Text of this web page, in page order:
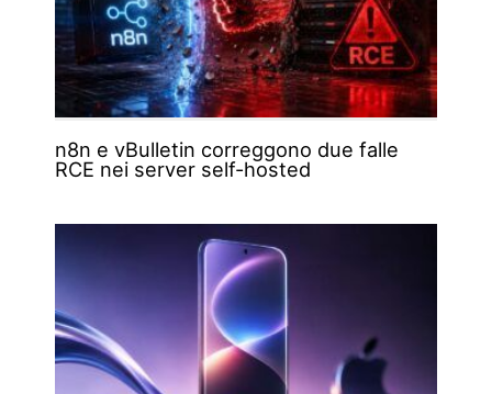
n8n e vBulletin correggono due falle
RCE nei server self-hosted